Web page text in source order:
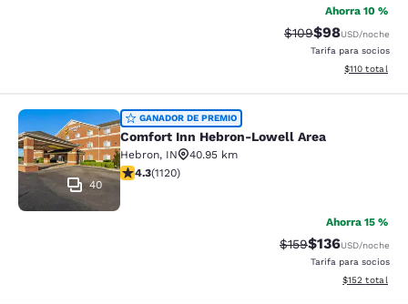
Ahorra 10 %
Precio tachado:
$109Precio con
$98USD/noche
Tarifa para socios
Ver detalles
$110 total
Comfort Inn Hebron-Lowell Area
40
GANADOR DE PREMIO
Comfort Inn Hebron-Lowell Area
Hebron, IN
40.95 km
calificación de 4.3 estrellas. Excelente. 1120 reseñas
4.3(1120)
Ahorra 15 %
Precio tachado:
$159Precio con
$136USD/noche
Tarifa para socios
Ver detalles
$152 total